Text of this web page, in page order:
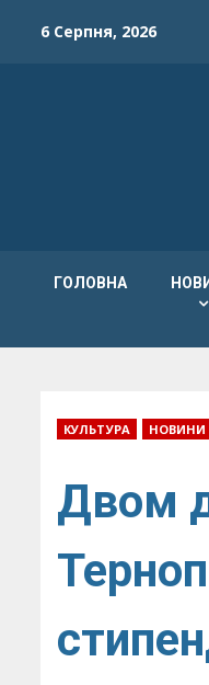
6 Серпня, 2026
ГОЛОВНА
КУЛЬТУРА НОВИНИ
Двом